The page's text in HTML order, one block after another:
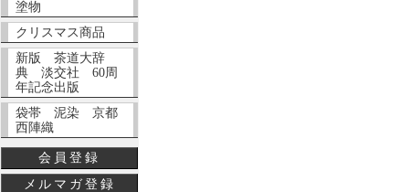
塗物
クリスマス商品
新版 茶道大辞
典 淡交社 60周
年記念出版
袋帯 泥染 京都
西陣織
会員登録
メルマガ登録